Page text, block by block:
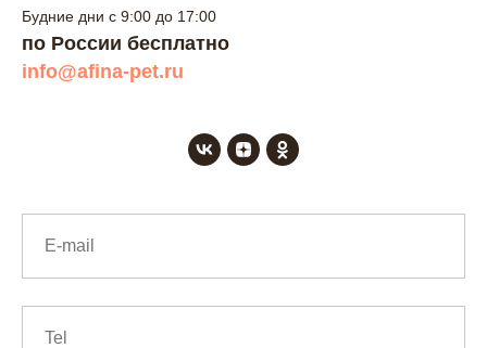
Будние дни с 9:00 до 17:00
по России бесплатно
info@afina-pet.ru